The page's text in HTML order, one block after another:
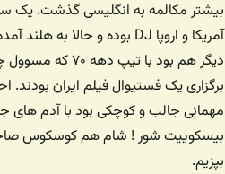
بیشتر مکالمه به انگلیسی گذشت. یک
دیگر هم بود با
برگزاری یک فستیوال فیلم ایران
مهمانی جالب و کوچکی بود با آدم های
بیسکوییت شور ! شام هم کوسکوس
بپزیم.